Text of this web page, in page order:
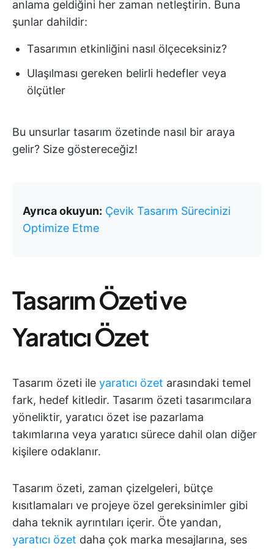
anlama geldiğini her zaman netleştirin. Buna
şunlar dahildir:
Tasarımın etkinliğini nasıl ölçeceksiniz?
Ulaşılması gereken belirli hedefler veya
ölçütler
Bu unsurlar tasarım özetinde nasıl bir araya
gelir? Size göstereceğiz!
Ayrıca okuyun: Çevik Tasarım Sürecinizi
Optimize Etme
Tasarım Özeti ve
Yaratıcı Özet
Tasarım özeti ile yaratıcı özet arasındaki temel
fark, hedef kitledir. Tasarım özeti tasarımcılara
yöneliktir, yaratıcı özet ise pazarlama
takımlarına veya yaratıcı sürece dahil olan diğer
kişilere odaklanır.
Tasarım özeti, zaman çizelgeleri, bütçe
kısıtlamaları ve projeye özel gereksinimler gibi
daha teknik ayrıntıları içerir. Öte yandan,
yaratıcı özet daha çok marka mesajlarına, ses